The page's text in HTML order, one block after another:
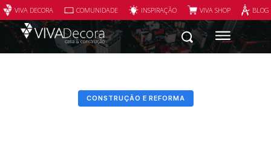
VIVA DECORA COMUNIDADE INSPIRAÇÃO VIVA SHOP
CONSTRUÇÃO E REFORMA